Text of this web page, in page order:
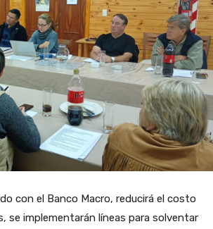
con el Banco Macro, reducirá el costo
se implementarán líneas para solventar